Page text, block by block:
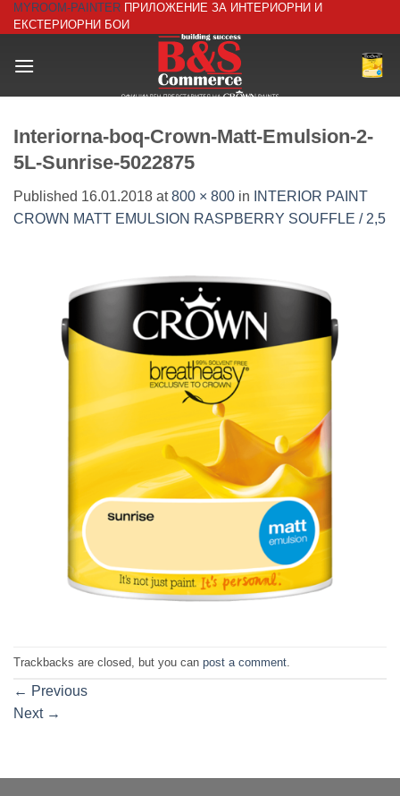
Skip
to
MYROOM-PAINTER ПРИЛОЖЕНИЕ ЗА ИНТЕРИОРНИ И
ЕКСТЕРИОРНИ БОИ
Interiorna-boq-Crown-Matt-Emulsion-2-
5L-Sunrise-5022875
Published 16.01.2018 at800 × 800 in
INTERIOR PAINT
CROWN MATT EMULSION RASPBERRY SOUFFLE / 2,5
Trackbacks are closed, but you can post a comment
← Previous
Next →